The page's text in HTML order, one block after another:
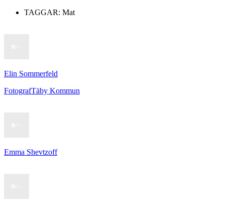
TAGGAR: Mat
Elin Sommerfeld
FotografTäby Kommun
Emma Shevtzoff